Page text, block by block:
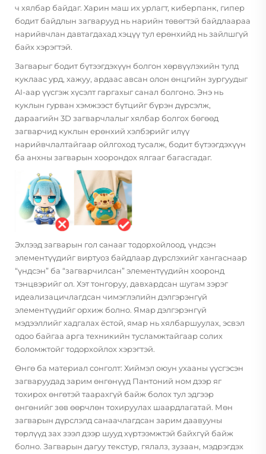
ч хялбар байдаг. Харин маш их урлагт, киберпанк, гипер
бодит байдлын загварууд нь нарийн төвөгтэй байдлаараа
нарийвчлан давтагдахад хэцүү тул ерөнхийд нь зайлшгүй
байх хэрэгтэй.
Загварыг бодит бүтээгдэхүүн болгон хөрвүүлэхийн тулд
куклаас урд, хажуу, ардаас авсан олон өнцгийн зургуудыг
AI-аар үүсгэж хүсэлт гаргахыг санал болгоно. Энэ нь
куклын гурван хэмжээст бүтцийг бүрэн дүрсэлж,
дараагийн 3D загварчлалыг хялбар болгох бөгөөд
загварчид куклын ерөнхий хэлбэрийг илүү
нарийвчлалтайгаар ойлгоход тусалж, бодит бүтээгдэхүүн
ба анхны загварын хоорондох ялгааг багасгадаг.
Эхлээд загварын гол санааг тодорхойлоод, үндсэн
элементүүдийг виртуоз байдлаар дүрслэхийг хангаснаар
“үндсэн” ба “загварчилсан” элементүүдийн хооронд
тэнцвэрийг ол. Хэт тонгоруу, давхардсан шугам зэрэг
идеализацичлагдсан чимэглэлийн дэлгэрэнгүй
элементүүдийг орхиж болно. Ямар дэлгэрэнгүй
мэдээллийг хадгалах ёстой, ямар нь хялбаршуулах, эсвэл
одоо байгаа арга техникийн тусламжтайгаар солих
боломжтойг тодорхойлох хэрэгтэй.
Өнгө ба материал сонголт: Хиймэл оюун ухааны үүсгэсэн
загваруудад зарим өнгөнүүд Пантоний ном дээр яг
тохирох өнгөтэй таарахгүй байж болох тул эдгээр
өнгөнийг зөв өөрчлөн тохируулах шаардлагатай. Мөн
загварын дүрслэлд санаачлагдсан зарим даавууны
төрлүүд зах зээл дээр шууд хүртээмжтэй байхгүй байж
болно. Загварын дагуу текстур, гялалз, зузаан, мэдрэгдэх